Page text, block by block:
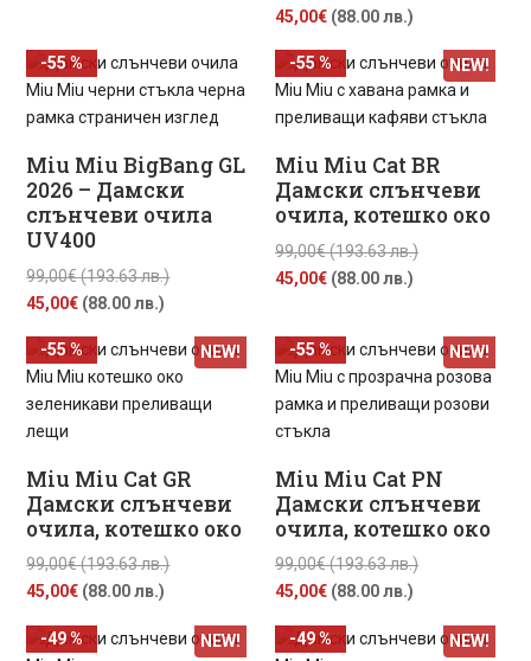
(149.00
лв.).
35,28€
(69.00
лв.).
99,00€
(193.63
лв.).
45,00€ (88.00 лв.)
е:
45,00€
(88.00
Miu Miu BigBang GL
2026 – Дамски
слънчеви очила
UV400
99,00€(193.63 лв.)Original
99,00€
(193.63
лв.).
45,00€ (88.00 лв.)
е:
45,00€
(88.00
-55 %
Miu Miu Cat BR
Дамски слънчеви
очила, котешко око
NEW!
99,00€(193.63 лв.)Original
(193.63
лв.).
45,00€ (88.00 лв.)
45,00€
(88.00
лв.).
-55 %
Miu Miu Cat GR
Дамски слънчеви
очила, котешко око
NEW!
99,00€(193.63 лв.)Original
99,00€
45,00€ (88.00 лв.)
е:
-55 %
Miu Miu Cat PN
Дамски слънчеви
очила, котешко око
NEW!
99,00€(193.63 лв.)Original
99,00€
45,00€ (88.00 лв.)
е:
-55 %
NEW!
-49 % NEW!
-49 %